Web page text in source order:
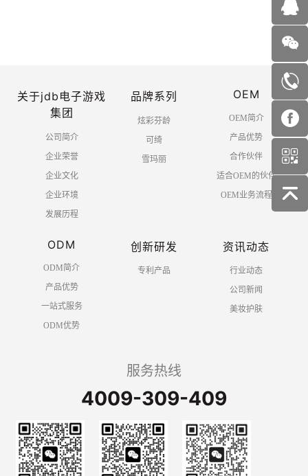
共 1 页 9 条
关于jdb电子游戏
集团
公司简介
企业荣誉
企业文化
企业环境
发展历程
品牌系列
炫彩芬龄
可绮
雪玛丽
OEM
OEM简介
产品优势
合作伙伴
适合OEM的伙伴
OEM业务流程
ODM
ODM简介
产品优势
一站式服务
ODM优势
创新研发
专利产品
资讯动态
行业动态
公司新闻
美妆护肤
服务热线
4009-309-409